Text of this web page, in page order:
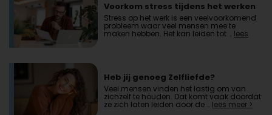
Voorkom stress tijdens het werken
Stress op het werk is een veelvoorkomend
probleem waar veel mensen mee te
maken hebben. Het kan leiden tot … lees
Heb jij genoeg Zelfliefde?
Veel mensen vinden het lastig om van
zichzelf te houden. Dat komt vaak doordat
ze zich laten leiden door de … lees meer >